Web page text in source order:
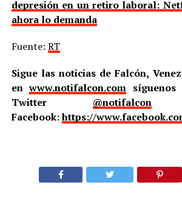
depresión en un retiro laboral:
ahora lo demanda
Fuente: RT
Sigue las noticias de Falcón,
enwww.notifalcon.com síguenos
Twitter @notifalcon
Facebook:https://